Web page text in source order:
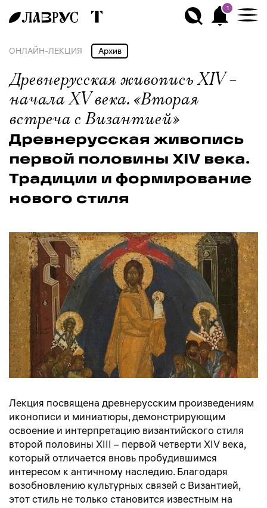
1
ОНЛАЙН-ЛЕКЦИЯ Архив
Древнерусская живопись XIV –
начала XV века. «Вторая
встреча с Византией»
Древнерусская живопись
первой половины XIV века.
Традиции и формирование
нового стиля
Лекция посвящена древнерусским произведениям
иконописи и миниатюры, демонстрирующим
освоение и интерпретацию византийского стиля
второй половины XIII – первой четверти XIV века,
который отличается вновь пробудившимся
интересом к античному наследию. Благодаря
возобновлению культурных связей с Византией,
этот стиль не только становится известным на